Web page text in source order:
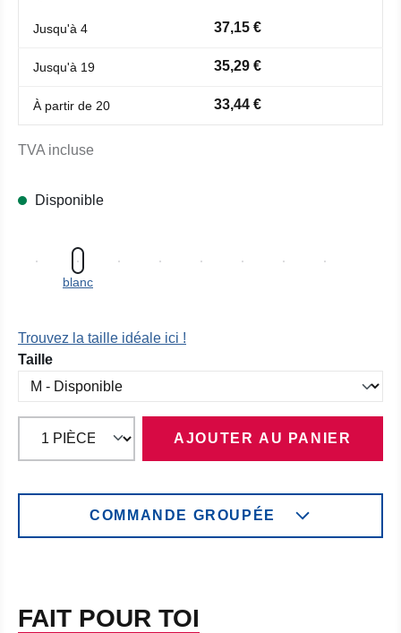
Jusqu'à 4 37,15 €
Jusqu'à 19 35,29 €
À partir de 20 33,44 €
TVA incluse
Disponible
blanc
Trouvez la taille idéale ici !
Sélectionnez
Taille
AJOUTER AU PANIER
COMMANDE GROUPÉE
FAIT POUR TOI